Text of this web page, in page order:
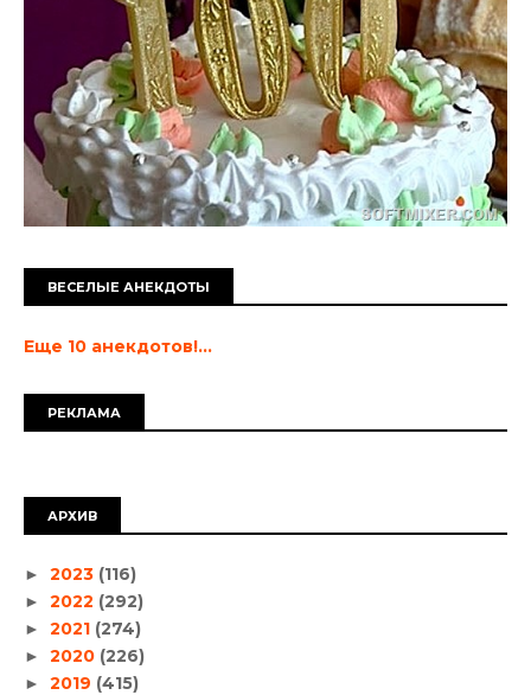
ВЕСЕЛЫЕ АНЕКДОТЫ
Еще 10 анекдотов!...
РЕКЛАМА
АРХИВ
► 2023 (116)
► 2022 (292)
► 2021 (274)
► 2020 (226)
► 2019 (415)